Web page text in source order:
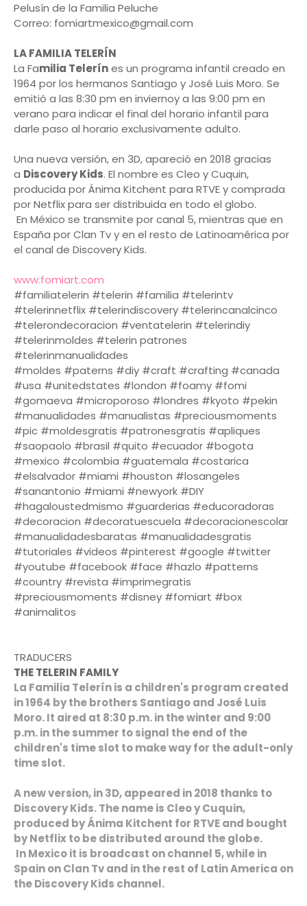
Pelusín de la Familia Peluche
Correo: fomiartmexico@gmail.com
LA FAMILIA TELERÍN
La Familia Telerínes un programa infantil creado en
1964 por los hermanos Santiago y José Luis Moro. Se
emitió a las 8:30 pm en inviernoy a las 9:00 pm en
verano para indicar el final del horario infantil para
darle paso al horario exclusivamente adulto.
Una nueva versión, en 3D, apareció en 2018 gracias
a Discovery Kids. El nombre es Cleo y Cuquin,
producida por Ánima Kitchent para RTVE y comprada
por Netflix para ser distribuida en todo el globo.
En México se transmite por canal 5, mientras que en
España por Clan Tv y en el resto de Latinoamérica por
el canal de Discovery Kids.
www.fomiart.com
#familiatelerin #telerin #familia #telerintv
#telerinnetflix #telerindiscovery #telerincanalcinco
#telerondecoracion #ventatelerin #telerindiy
#telerinmoldes #telerin patrones
#telerinmanualidades
#moldes #paterns #diy #craft #crafting #canada
#usa #unitedstates #london #foamy #fomi
#gomaeva #microporoso #londres #kyoto #pekin
#manualidades #manualistas #preciousmoments
#pic #moldesgratis #patronesgratis #apliques
#saopaolo #brasil #quito #ecuador #bogota
#mexico #colombia #guatemala #costarica
#elsalvador #miami #houston #losangeles
#sanantonio #miami #newyork #DIY
#hagaloustedmismo #guarderias #educoradoras
#decoracion #decoratuescuela #decoracionescolar
#manualidadesbaratas #manualidadesgratis
#tutoriales #videos #pinterest #google #twitter
#youtube #facebook #face #hazlo #patterns
#country #revista #imprimegratis
#preciousmoments #disney #fomiart #box
#animalitos
TRADUCERS
THE TELERIN FAMILY
La Familia Telerín is a children's program created
in 1964 by the brothers Santiago and José Luis
Moro. It aired at 8:30 p.m. in the winter and 9:00
p.m. in the summer to signal the end of the
children's time slot to make way for the adult-only
time slot.
A new version, in 3D, appeared in 2018 thanks to
Discovery Kids. The name is Cleo y Cuquin,
produced by Ánima Kitchent for RTVE and bought
by Netflix to be distributed around the globe.
In Mexico it is broadcast on channel 5, while in
Spain on Clan Tv and in the rest of Latin America on
the Discovery Kids channel.